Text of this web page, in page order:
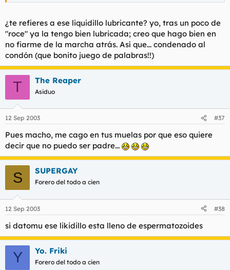
¿te refieres a ese liquidillo lubricante? yo, tras un poco de
"roce" ya la tengo bien lubricada; creo que hago bien en
no fiarme de la marcha atrás. Así que... condenado al
condón (que bonito juego de palabras!!)
T The Reaper
Asiduo
12 Sep 2003 #37
Pues macho, me cago en tus muelas por que eso quiere
decir que no puedo ser padre...
S SUPERGAY
Forero del todo a cien
12 Sep 2003 #38
si datomu ese likidillo esta lleno de espermatozoides
Y Yo. Friki
Forero del todo a cien